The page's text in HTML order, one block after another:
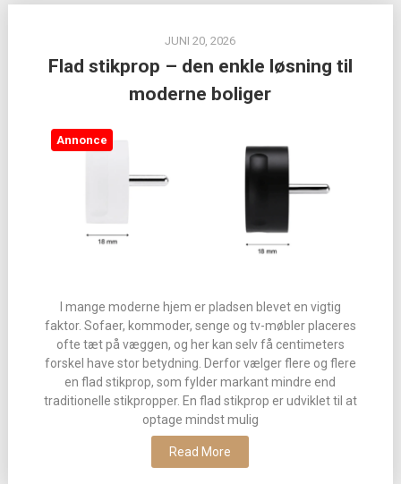
JUNI 20, 2026
Flad stikprop – den enkle løsning til
moderne boliger
Annonce
I mange moderne hjem er pladsen blevet en vigtig
faktor. Sofaer, kommoder, senge og tv-møbler placeres
ofte tæt på væggen, og her kan selv få centimeters
forskel have stor betydning. Derfor vælger flere og flere
en flad stikprop, som fylder markant mindre end
traditionelle stikpropper. En flad stikprop er udviklet til at
optage mindst mulig
Read More